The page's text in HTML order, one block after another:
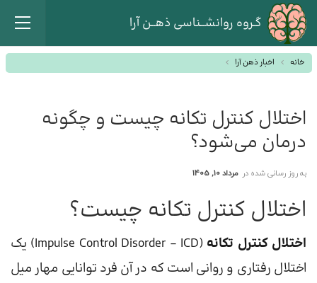
گـروه روانشــناسی ذهــن آرا
خانه اخبار ذهن آرا
اختلال کنترل تکانه چیست و چگونه
درمان می‌شود؟
به روز رسانی شده در مرداد 10, 1405
اختلال کنترل تکانه چیست؟
اختلال کنترل تکانه
(Impulse Control Disorder – ICD) یک
اختلال رفتاری و روانی است که در آن فرد توانایی مهار میل